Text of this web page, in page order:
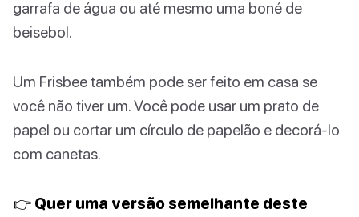
garrafa de água ou até mesmo uma boné de
beisebol.
Um Frisbee também pode ser feito em casa se
você não tiver um. Você pode usar um prato de
papel ou cortar um círculo de papelão e decorá-lo
com canetas.
👉 Quer uma versão semelhante deste